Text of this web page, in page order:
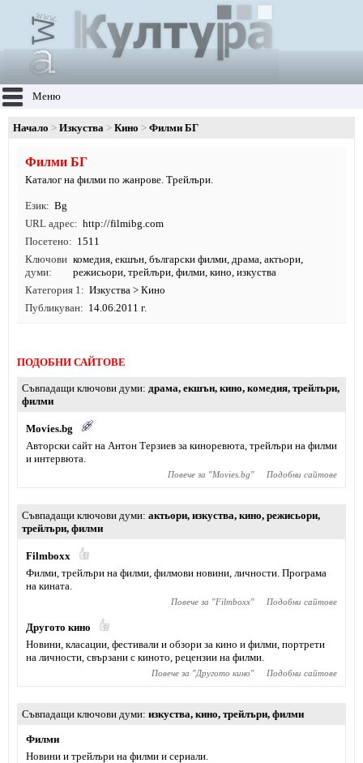
Меню
Начало Изкуства Кино Филми БГ
Филми БГ
Каталог на филми по жанрове. Трейлъри.
Език
Bg
URL адрес
http://filmibg.com
Посетено
1511
Ключови
думи
комедия, екшън, български филми, драма, актьори,
режисьори, трейлъри, филми, кино, изкуства
Категория 1
Изкуства > Кино
Публикуван
14.06.2011 г.
ПОДОБНИ САЙТОВЕ
Съвпадащи ключови думи драма, екшън, кино, комедия, трейлъри,
филми
Movies.bg
Aвторски сайт на Антон Терзиев за киноревюта, трейлъри на филми
и интервюта.
Повече за "Movies.bg" Подобни сайтове
Съвпадащи ключови думи актьори, изкуства, кино, режисьори,
трейлъри, филми
Filmboxx
Филми, трейлъри на филми, филмови новини, личности. Програма
на кината.
Повече за "Filmboxx" Подобни сайтове
Другото кино
Новини, класации, фестивали и обзори за кино и филми, портрети
на личности, свързани с киното, рецензии на филми.
Повече за "Другото кино" Подобни сайтове
Съвпадащи ключови думи изкуства, кино, трейлъри, филми
Филми
Новини и трейлъри на филми и сериали.